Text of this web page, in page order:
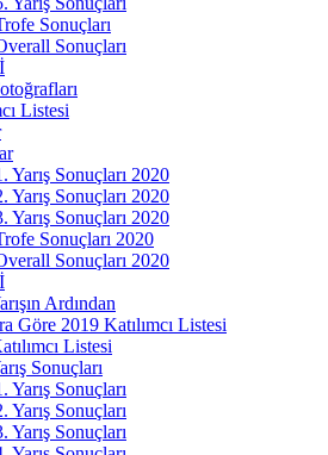
Sonuçları
Sonuçları
Listesi
Yarış Sonuçları 2020
Yarış Sonuçları 2020
Yarış Sonuçları 2020
Sonuçları 2020
Sonuçları 2020
Ardından
Göre 2019 Katılımcı Listesi
Listesi
Sonuçları
Yarış Sonuçları
Yarış Sonuçları
Yarış Sonuçları